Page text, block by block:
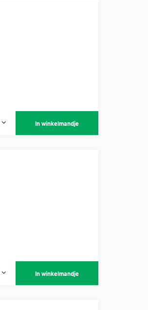
In winkelmandje
In winkelmandje